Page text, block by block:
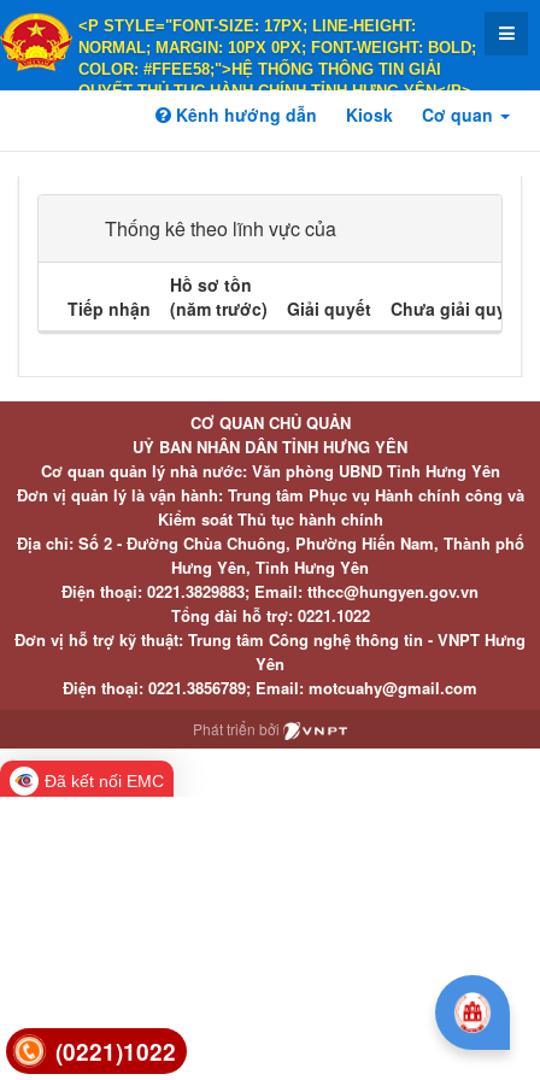
<P STYLE="FONT-SIZE: 17PX; LINE-HEIGHT:
NORMAL; MARGIN: 10PX 0PX; FONT-WEIGHT: BOLD;
COLOR: #FFEE58;">HỆ THỐNG THÔNG TIN GIẢI
QUYẾT THỦ TỤC HÀNH CHÍNH TỈNH HƯNG YÊN</P>
<P STYLE="FONT-SIZE: 14PX; LINE-HEIGHT:
COLOR: #FFEE58;">HÀNH CHÍNH PHỤC VỤ</P>
Kênh hướng dẫn Kiosk Cơ quan
Thống kê theo lĩnh vực của
Tiếp nhận
Hồ sơ tồn
(năm trước)
Giải quyết Chưa giải quyết
(0221)1022
CƠ QUAN CHỦ QUẢN
UỶ BAN NHÂN DÂN TỈNH HƯNG YÊN
Cơ quan quản lý nhà nước: Văn phòng UBND Tỉnh Hưng Yên
Đơn vị quản lý là vận hành: Trung tâm Phục vụ Hành chính công và
Kiểm soát Thủ tục hành chính
Địa chỉ: Số 2 - Đường Chùa Chuông, Phường Hiến Nam, Thành phố
Hưng Yên, Tỉnh Hưng Yên
Điện thoại: 0221.3829883; Email: tthcc@hungyen.gov.vn
Tổng đài hỗ trợ: 0221.1022
Đơn vị hỗ trợ kỹ thuật: Trung tâm Công nghệ thông tin - VNPT Hưng
Yên
Điện thoại: 0221.3856789; Email: motcuahy@gmail.com
Phát triển bởi
Đã kết nối EMC